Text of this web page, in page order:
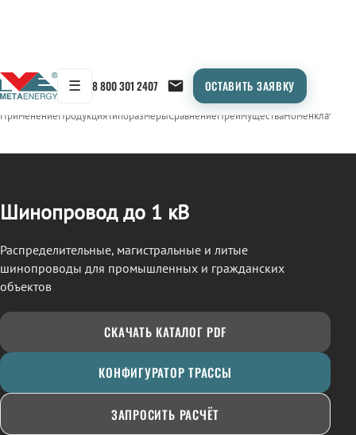
☰ 8 800 301 2407 ОСТАВИТЬ ЗАЯВКУ
← Продукция/ШИНОПРОВОД
ПрименениеПродукцияТипоразмерыСравнениеПреимуществаНоменклатура
Шинопровод до 1 кВ
Распределительные, магистральные и литые
шинопроводы для промышленных и гражданских
объектов
СКАЧАТЬ КАТАЛОГ PDF
КОНФИГУРАТОР ТРАССЫ
ЗАПРОСИТЬ РАСЧЁТ